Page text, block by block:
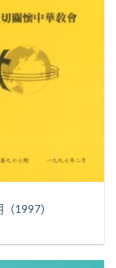
1997）